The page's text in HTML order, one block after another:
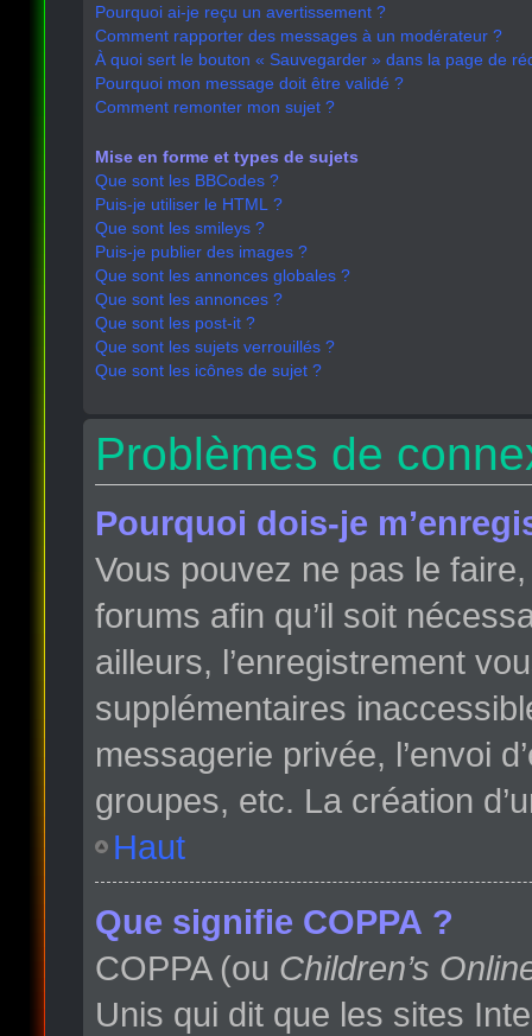
Pourquoi ai-je reçu un avertissement ?
Comment rapporter des messages à un modérateur ?
À quoi sert le bouton « Sauvegarder » dans la page de
Pourquoi mon message doit être validé ?
Comment remonter mon sujet ?
Mise en forme et types de sujets
Que sont les BBCodes ?
Puis-je utiliser le HTML ?
Que sont les smileys ?
Puis-je publier des images ?
Que sont les annonces globales ?
Que sont les annonces ?
Que sont les post-it ?
Que sont les sujets verrouillés ?
Que sont les icônes de sujet ?
Problèmes de
Pourquoi dois-je
Vous pouvez ne pas le
forums afin qu’il soit
ailleurs, l’enregistrement
supplémentaires
messagerie privée, l’envoi
groupes, etc. La création
Haut
Que signifie COPPA ?
COPPA (ou Children’s
Unis qui dit que les sites